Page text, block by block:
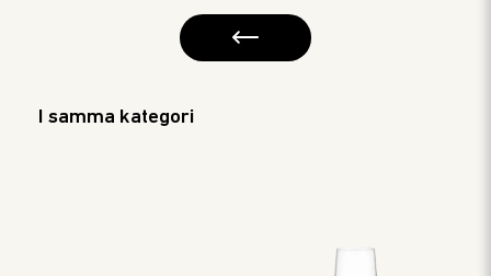
I samma kategori